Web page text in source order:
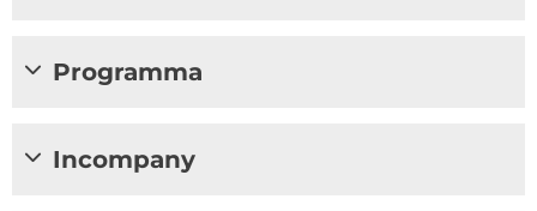
Programma
Incompany